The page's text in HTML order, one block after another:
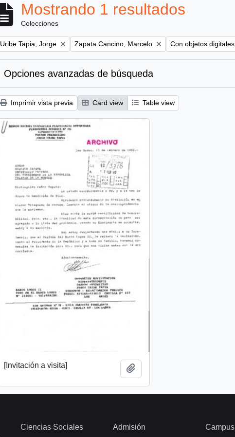
Mostrando 1 resultados
Colecciones
Remove filter:
Uribe Tapia, Jorge Remove filter:
Zapata Cancino, Marcelo Remove filter:
Con objetos digitales
Opciones avanzadas de búsqueda
Imprimir vista previa Card view Table view
[Invitación a visita]
Ciencias Sociales Admisión Campus